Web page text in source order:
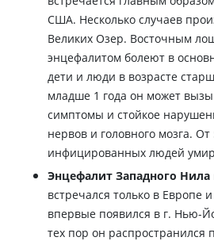
США. Несколько случаев
Великих Озер. Восточным
энцефалитом болеют в
дети и люди в возрасте
младше 1 года он может
симптомы и стойкое
нервов и головного мозга. От
инфицированных людей
Энцефалит Западного Нила
встречался только в
впервые появился в г. Нью-
тех пор он распространился